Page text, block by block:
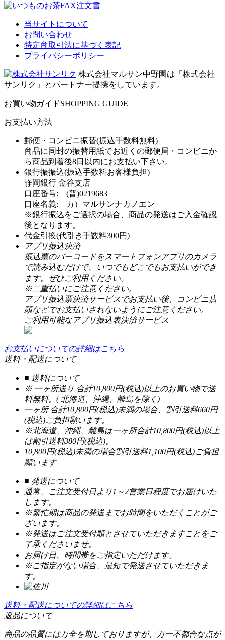
当サイトについて
お問い合わせ
特定商取引法に基づく表記
プライバシーポリシー
株式会社マルサン中野園は「株式会社
サンリク」とパートナー提携をしています。
お買い物ガイドSHOPPING GUIDE
お支払い方法
郵便・コンビニ振替(振込手数料無料)
商品に同封の振替用紙でお近くの郵便局・コンビニか
ら商品到着後8日以内にお支払い下さい。
銀行振振込(振込手数料お客様負担)
静岡銀行 金谷支店
口座番号: (普)0219683
口座名義: カ）マルサンナカノエン
※銀行振込をご選択の場合、商品の発送はご入金確認
後となります。
代金引換(代引き手数料300円)
アプリ振込決済
振込票のバーコードをスマートフォンアプリのカメラ
で読み込むだけで、いつでもどこでもお支払いができ
ます。ぜひご利用ください。
※二重払いにご注意ください。
アプリ振込票決済サービスでお支払い後、コンビニ店
頭などでお支払いされないようにご注意ください。
ご利用可能なアプリ振込表決済サービス
お支払いについての詳細はこちら
送料・配送について
■ 送料について
※ 一ヶ所送り 合計10,800円(税込)以上のお買い物で送
料無料。( 北海道、沖縄、離島を除く)
一ヶ所 合計10,800円(税込)未満の場合、割引送料660円
(税込)ご負担願います。
※北海道、沖縄、離島は一ヶ所合計10,800円(税込)以上
は割引送料380円(税込)。
10,800円(税込)未満の場合割引送料1,100円(税込)ご負担
願います
■ 発送について
通常、ご注文受付日より1～2営業日程度でお届けいた
します。
※繁忙期は商品の発送までお時間をいただくことがご
ざいます。
※発送はご注文受付順とさせていただきますことをご
了承くださいませ。
お届け日、時間帯をご指定いただけます。
※ご指定がない場合、最短で発送させていただきま
す。
送料・配送についての詳細はこちら
返品について
商品の品質には万全を期しておりますが、万一不都合な点が